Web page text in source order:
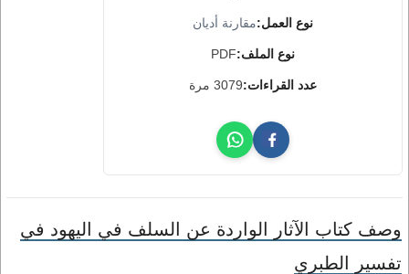
نوع العمل:مقارنة أديان
نوع الملف:PDF
عدد القراءات:3079 مرة
وصف كتاب الآثار الواردة عن السلف في اليهود في
تفسير الطبري